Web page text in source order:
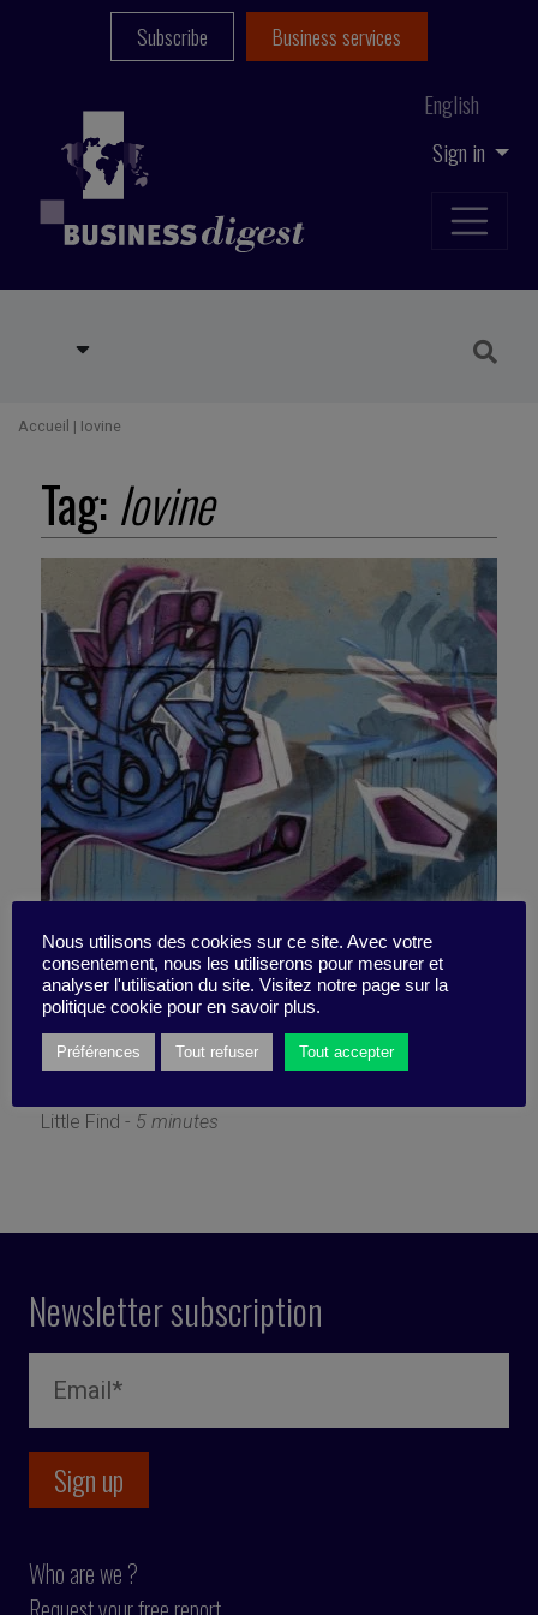
Sign in
English
Subscribe Business services
Accueil | Iovine
Tag: Iovine
Dre and Iovine: rebellious
but inspirational
Little Find - 5 minutes
Newsletter subscription
Who are we ?
Nous utilisons des cookies sur ce site. Avec votre
consentement, nous les utiliserons pour mesurer et
analyser l'utilisation du site. Visitez notre page sur la
politique cookie pour en savoir plus.
Préférences Tout refuser Tout accepter